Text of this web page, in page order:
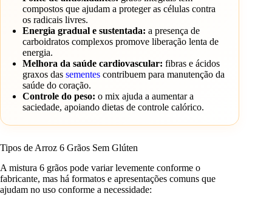
compostos que ajudam a proteger as células contra
os radicais livres.
Energia gradual e sustentada: a presença de
carboidratos complexos promove liberação lenta de
energia.
Melhora da saúde cardiovascular: fibras e ácidos
graxos dassementes contribuem para manutenção da
saúde do coração.
Controle do peso: o mix ajuda a aumentar a
saciedade, apoiando dietas de controle calórico.
Tipos de Arroz 6 Grãos Sem Glúten
A mistura 6 grãos pode variar levemente conforme o
fabricante, mas há formatos e apresentações comuns que
ajudam no uso conforme a necessidade: